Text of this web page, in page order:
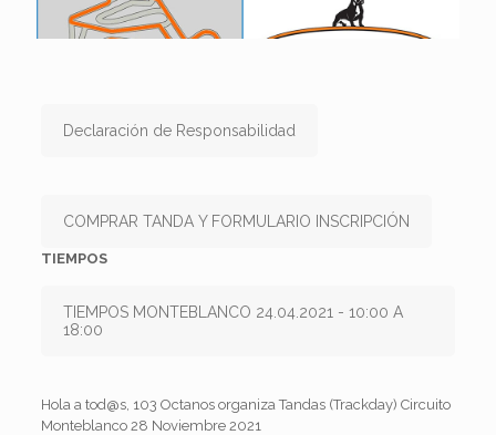
Declaración de Responsabilidad
COMPRAR TANDA Y FORMULARIO INSCRIPCIÓN
TIEMPOS
TIEMPOS MONTEBLANCO 24.04.2021 - 10:00 A
18:00
Hola a tod@s, 103 Octanos organiza Tandas (Trackday) Circuito
Monteblanco 28 Noviembre 2021